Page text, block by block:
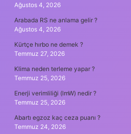
Ağustos 4, 2026
Arabada RS ne anlama gelir ?
Ağustos 4, 2026
Kürtçe hırbo ne demek ?
Temmuz 27, 2026
Klima neden terleme yapar ?
Temmuz 25, 2026
Enerji verimliliği (lmW) nedir ?
Temmuz 25, 2026
Abartı egzoz kaç ceza puanı ?
Temmuz 24, 2026